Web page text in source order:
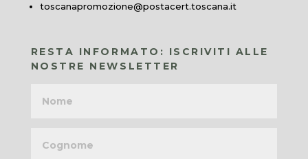
toscanapromozione@postacert.toscana.it
RESTA INFORMATO: ISCRIVITI ALLE
NOSTRE NEWSLETTER